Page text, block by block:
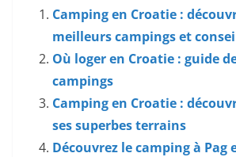
Camping en Croatie :
meilleurs campings et
Où loger en Croatie : guide
campings
Camping en Croatie :
ses superbes terrains
Découvrez le camping à Pag